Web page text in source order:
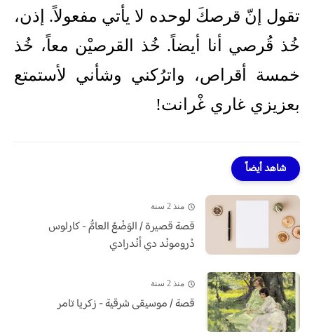
تقول إنّ قرصكَ لوحده لا يأتي مفعولاً. إذن،
خُذ قُرصي أنا أيضاً. خُذ القرصيْن معاً، خُذ
خمسة أقراص، واترُكني وشأني لأستمتع
بعزيزي غاري غْرانت!
شاهد أيضاً
منذ 2 سنة
قصة قصيرة / الوَضْعُ العامُّ - كارلوس
دْرومونْد دي أنْدرادي
منذ 2 سنة
قصة / موسيقى شرقية - زكريا تامر